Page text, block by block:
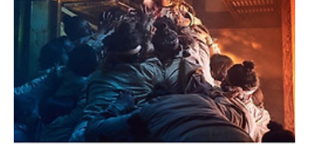
량이 모두 떨어지고, 산소도 하루 분량만 남은 상황에서 조용히 죽
음을 기다리는 그의 모습에 히어로의 강함보다는 아무것도 할 수
없는 현실을 조용히 받아들이며 마지막을 준비하는 평범한 한 인
간의 모습을 그리고 있습니다. 트레일러 영상을 통해 이미 알려진
내용이고, 해외..